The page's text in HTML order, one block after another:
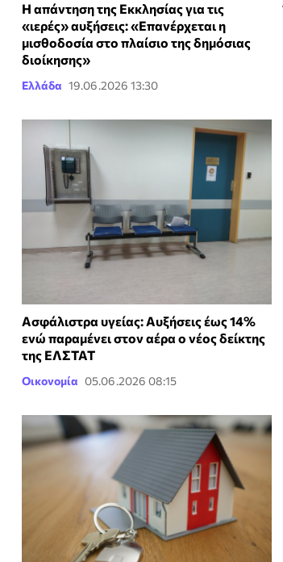
Η απάντηση της Εκκλησίας για τις
«ιερές» αυξήσεις: «Επανέρχεται η
μισθοδοσία στο πλαίσιο της δημόσιας
διοίκησης»
Ελλάδα 19.06.2026 13:30
Ασφάλιστρα υγείας: Αυξήσεις έως 14%
ενώ παραμένει στον αέρα ο νέος δείκτης
της ΕΛΣΤΑΤ
Οικονομία 05.06.2026 08:15